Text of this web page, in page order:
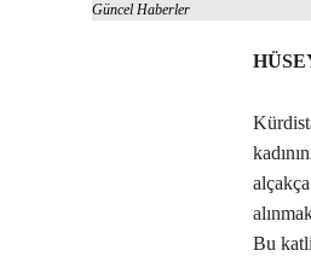
Güncel Haberler
Bu